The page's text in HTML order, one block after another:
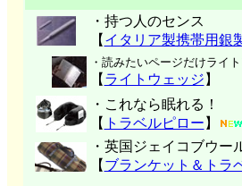
・持つ人のセンス
【 イタリア製携帯用銀
・読みたいページだけライ
【 ライトウェッジ 】
・これなら眠れる！
【 トラベルピロー 】
・英国ジェイコブウー
【 ブランケット＆トラ